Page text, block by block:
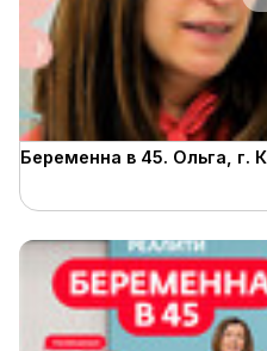
Беременна в 45. Ольга, г.